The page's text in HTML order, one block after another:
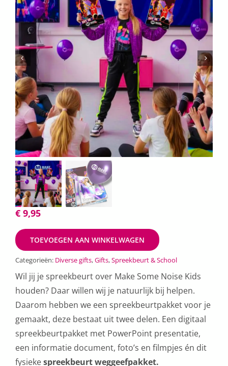
€9,95
TOEVOEGEN AAN WINKELWAGEN
Categorieën: Diverse gifts,Gifts,Spreekbeurt & School
Wil jij je spreekbeurt over Make Some Noise Kids
houden? Daar willen wij je natuurlijk bij helpen.
Daarom hebben we een spreekbeurtpakket voor je
gemaakt, deze bestaat uit twee delen. Een digitaal
spreekbeurtpakketmet PowerPoint presentatie,
een informatie document, foto’s en filmpjes én dit
fysiekespreekbeurt weggeefpakket.